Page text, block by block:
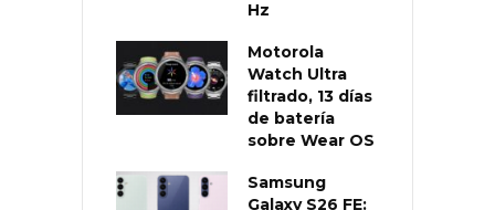
Hz
Motorola
Watch Ultra
filtrado, 13 días
de batería
sobre Wear OS
Samsung
Galaxy S26 FE: